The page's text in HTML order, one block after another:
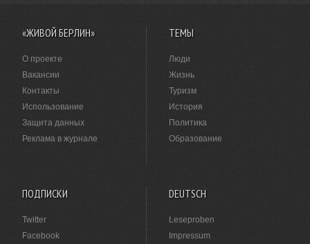
«ЖИВОЙ БЕРЛИН»
О проекте
Вакансии
Контакты
Использование
Защита данных
Реклама в журнале
ТЕМЫ
Люди
Жизнь
Туризм
История
Политика
Образование
ПОДПИСКИ
Twitter
Facebook
DEUTSCH
Leseproben
Impressum